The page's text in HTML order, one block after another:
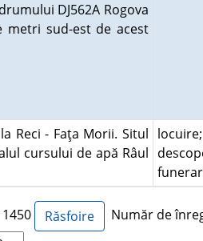
DJ562A Rogova
metri sud-est de acest
Reci - Faţa Morii. Situl
cursului de apă Râul
locuire;
Număr de